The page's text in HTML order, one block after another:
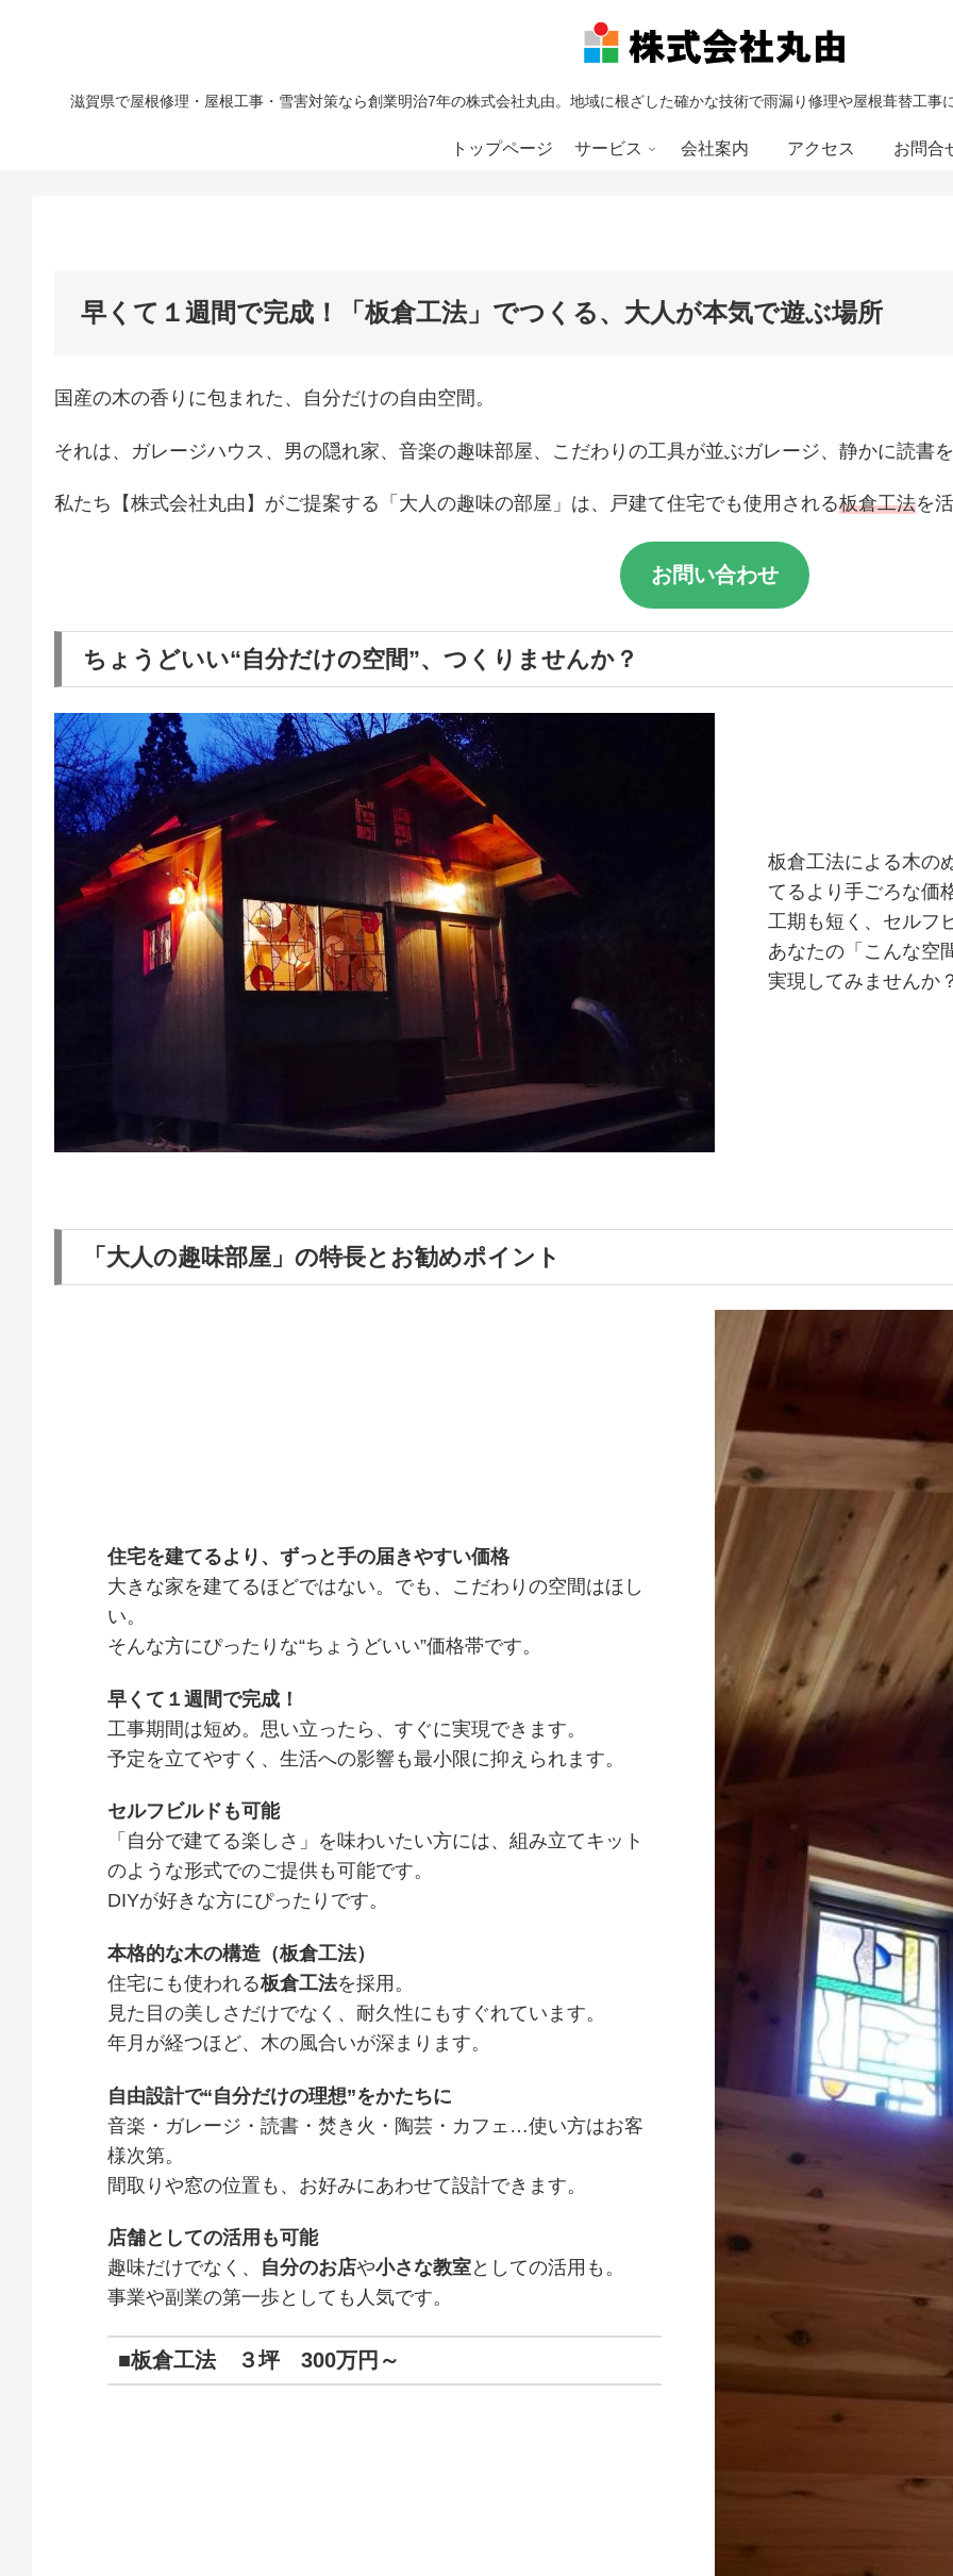
滋賀県で屋根修理・屋根工事・雪害対策なら創業明治7年の株式会社丸由。地域に根ざした確かな技術で雨漏り修理や屋根葺替工
トップページ サービス 会社案内 アクセス お問合
早くて１週間で完成！ 「板倉工法」でつくる、大人が本気で遊ぶ場所
国産の木の香りに包まれた、自分だけの自由空間。
それは、ガレージハウス、男の隠れ家、音楽の趣味部屋、こだわりの工具が並ぶガレージ、静かに読書
私たち【株式会社丸由】がご提案する「大人の趣味の部屋」は、戸建て住宅でも使用される板倉工法を
お問い合わせ
ちょうどいい“自分だけの空間”、つくりませんか？
板倉工法による木の
てるより手ごろな価
工期も短く、セルフ
あなたの「こんな空
実現してみませんか
「大人の趣味部屋」の特長とお勧めポイント
住宅を建てるより、ずっと手の届きやすい価格
大きな家を建てるほどではない。でも、こだわりの空間はほし
い。
そんな方にぴったりな“ちょうどいい”価格帯です。
早くて１週間で完成！
工事期間は短め。思い立ったら、すぐに実現できます。
予定を立てやすく、生活への影響も最小限に抑えられます。
セルフビルドも可能
「自分で建てる楽しさ」を味わいたい方には、組み立てキット
のような形式でのご提供も可能です。
DIYが好きな方にぴったりです。
本格的な木の構造（板倉工法）
住宅にも使われる板倉工法を採用。
見た目の美しさだけでなく、耐久性にもすぐれています。
年月が経つほど、木の風合いが深まります。
自由設計で“自分だけの理想”をかたちに
音楽・ガレージ・読書・焚き火・陶芸・カフェ…使い方はお客
様次第。
間取りや窓の位置も、お好みにあわせて設計できます。
店舗としての活用も可能
趣味だけでなく、
自分のお店や小さな教室としての活用も。
事業や副業の第一歩としても人気です。
■板倉工法 ３坪 300万円～